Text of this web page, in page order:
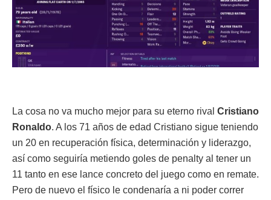
La cosa no va mucho mejor para su eterno rival Cristiano
Ronaldo. A los 71 años de edad Cristiano sigue teniendo
un 20 en recuperación física, determinación y liderazgo,
así como seguiría metiendo goles de penalty al tener un
11 tanto en ese lance concreto del juego como en remate.
Pero de nuevo el físico le condenaría a ni poder correr